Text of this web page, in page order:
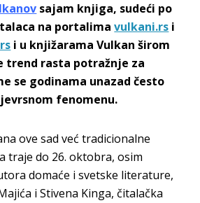
sajam knjiga, sudeći po
na portalimavulkani.rs i
i u knjižarama Vulkan širom
trend rasta potražnje za
se godinama unazad često
fenomenu.
ove sad već tradicionalne
traje do 26. oktobra, osim
domaće i svetske literature,
i Stivena Kinga, čitalačka